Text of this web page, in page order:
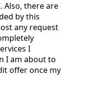
Also, there are
by this
any request
I
I am about to
offer once my